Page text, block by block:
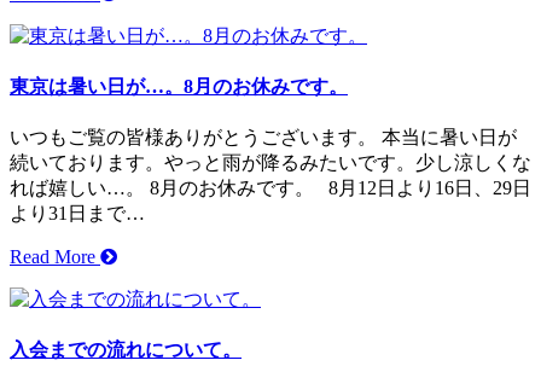
東京は暑い日が…。8月のお休みです。
いつもご覧の皆様ありがとうございます。 本当に暑い日が
続いております。やっと雨が降るみたいです。少し涼しくな
れば嬉しい…。 8月のお休みです。 8月12日より16日、29日
より31日まで…
Read More
入会までの流れについて。